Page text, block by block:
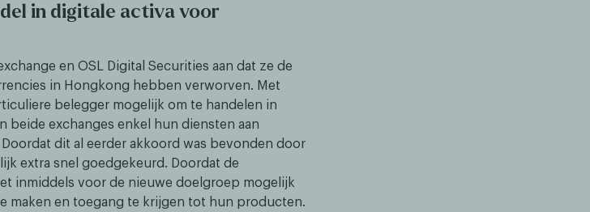
in digitale activa voor
en OSL Digital Securities aan dat ze de
in Hongkong hebben verworven. Met
belegger mogelijk om te handelen in
exchanges enkel hun diensten aan
dit al eerder akkoord was bevonden door
extra snel goedgekeurd. Doordat de
inmiddels voor de nieuwe doelgroep mogelijk
maken en toegang te krijgen tot hun producten.